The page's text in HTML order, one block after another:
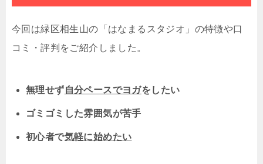
今回は緑区相生山の「はなまるスタジオ」の特徴や口
コミ・評判をご紹介しました。
無理せず自分ペースでヨガをしたい
ゴミゴミした雰囲気が苦手
初心者で気軽に始めたい